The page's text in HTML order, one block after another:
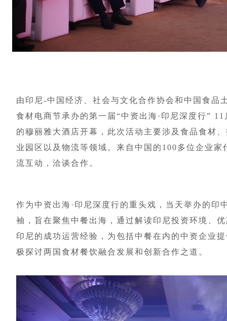
由印尼-中国经济、社会与文化合作协会和中国食品
食材电商节承办的第一届“中资出海·印尼深度行”
的穆丽雅大酒店开幕，此次活动主要涉及食品食材
业园区以及物流等领域。来自中国的100多位企业
流互动，洽谈合作。
作为中资出海·印尼深度行的重头戏，当天举办的印
袖，旨在聚焦中餐出海，通过解读印尼投资环境、
印尼的成功运营经验，为包括中餐在内的中资企业
极探讨两国食材餐饮融合发展和创新合作之道。